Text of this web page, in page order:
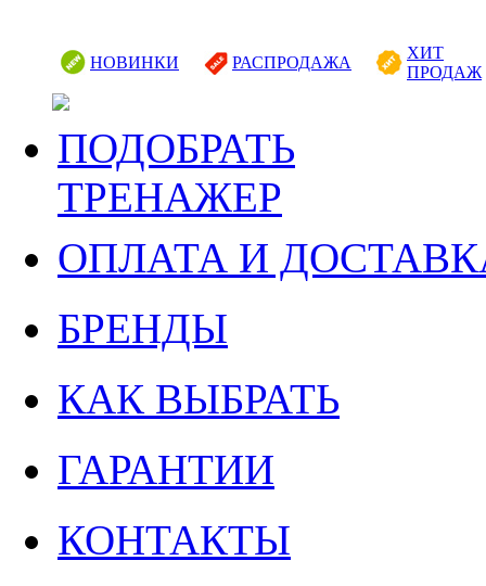
НОВИНКИ РАСПРОДАЖА
ХИТ
ПРОДАЖ
ПОДОБРАТЬ
ТРЕНАЖЕР
ОПЛАТА И
БРЕНДЫ
КАК ВЫБРАТЬ
ГАРАНТИИ
КОНТАКТЫ